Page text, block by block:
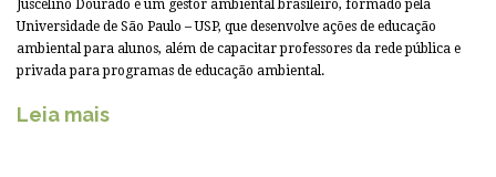
Juscelino Dourado é um gestor ambiental brasileiro, formado pela
Universidade de São Paulo – USP, que desenvolve ações de educação
ambiental para alunos, além de capacitar professores da rede pública e
privada para programas de educação ambiental.
Leia mais